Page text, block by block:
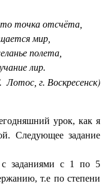
точка отсчёта,
мир,
полета,
лир.
Лотос, г. Воскресенск)
урок, как я
Следующее задание
с заданиями с 1 по 5
т.е по степени